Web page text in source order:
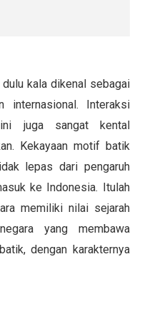
kala dikenal sebagai
internasional. Interaksi
juga sangat kental
Kekayaan motif batik
lepas dari pengaruh
ke Indonesia. Itulah
memiliki nilai sejarah
yang membawa
dengan karakternya